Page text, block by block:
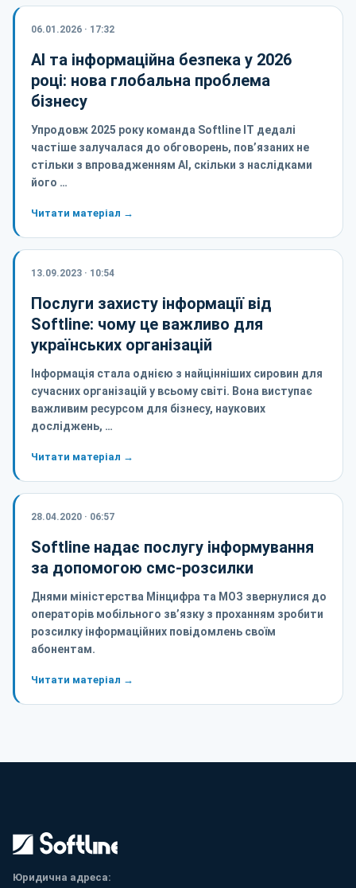
06.01.2026 · 17:32
AI та інформаційна безпека у 2026
році: нова глобальна проблема
бізнесу
Упродовж 2025 року команда Softline IT дедалі
частіше залучалася до обговорень, пов’язаних не
стільки з впровадженням AI, скільки з наслідками
його …
Читати матеріал →
13.09.2023 · 10:54
Послуги захисту інформації від
Softline: чому це важливо для
українських організацій
Інформація стала однією з найцінніших сировин для
сучасних організацій у всьому світі. Вона виступає
важливим ресурсом для бізнесу, наукових
досліджень, …
Читати матеріал →
28.04.2020 · 06:57
Softline надає послугу інформування
за допомогою смс-розсилки
Днями міністерства Мінцифра та МОЗ звернулися до
операторів мобільного зв’язку з проханням зробити
розсилку інформаційних повідомлень своїм
абонентам.
Читати матеріал →
Юридична адреса: